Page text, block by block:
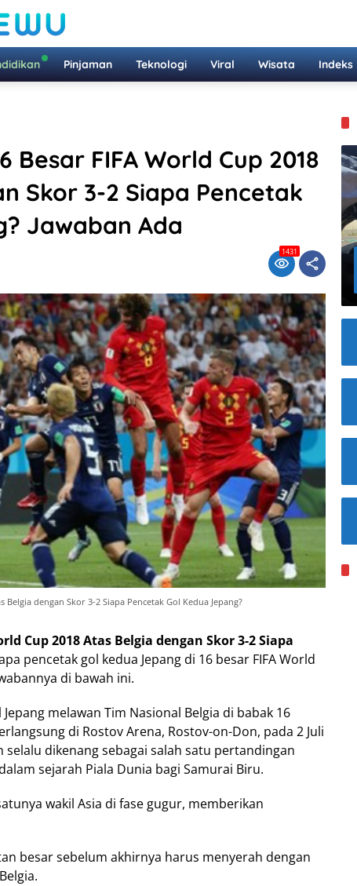
Pinjaman Teknologi Viral Wisata Indeks
Besar FIFA World Cup 2018
Skor 3-2 Siapa Pencetak
Jawaban Ada
1431
Belgia dengan Skor 3-2 Siapa Pencetak Gol Kedua Jepang?
Cup 2018 Atas Belgia dengan Skor 3-2 Siapa
pencetak gol kedua Jepang di 16 besar FIFA World
di bawah ini.
melawan Tim Nasional Belgia di babak 16
di Rostov Arena, Rostov-on-Don, pada 2 Juli
selalu dikenang sebagai salah satu pertandingan
sejarah Piala Dunia bagi Samurai Biru.
wakil Asia di fase gugur, memberikan
besar sebelum akhirnya harus menyerah dengan